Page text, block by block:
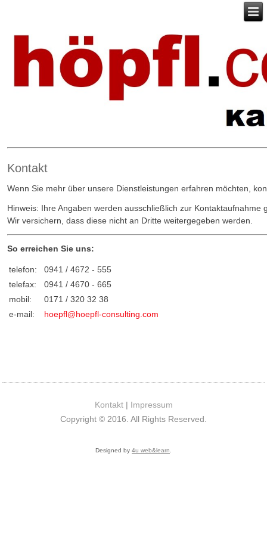
Kontakt
Wenn Sie mehr über unsere Dienstleistungen erfahren möchten,
Hinweis: Ihre Angaben werden ausschließlich zur Kontaktaufnahme
Wir versichern, dass diese nicht an Dritte weitergegeben werden.
So erreichen Sie uns:
telefon:
0941 / 4672 - 555
telefax:
0941 / 4670 - 665
mobil:
0171 / 320 32 38
e-mail:
hoepfl@hoepfl-consulting.com
Kontakt| Impressum
Copyright © 2016. All Rights Reserved.
Designed by 4u web&learn.